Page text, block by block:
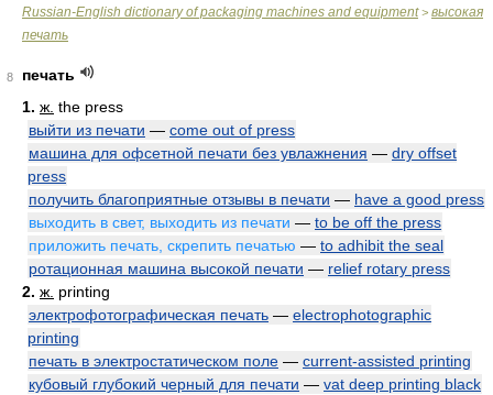
Russian-English dictionary of packaging machines and equipment> высокая
печать
8
печать
1. ж. the press
выйти из печати — come out of press
машина для офсетной печати без увлажнения — dry offset
press
получить благоприятные отзывы в печати — have a good press
выходить в свет, выходить из печати — to be off the press
приложить печать, скрепить печатью — to adhibit the seal
ротационная машина высокой печати — relief rotary press
2. ж. printing
электрофотографическая печать — electrophotographic
printing
печать в электростатическом поле — current-assisted printing
кубовый глубокий черный для печати — vat deep printing black